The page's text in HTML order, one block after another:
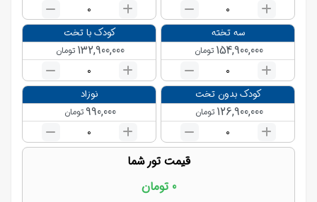
0
0
سه تخته
154,900,000 تومان
0
کودک با تخت
132,900,000 تومان
0
کودک بدون تخت
126,900,000 تومان
0
نوزاد
990,000 تومان
0
قیمت تور شما
0 تومان